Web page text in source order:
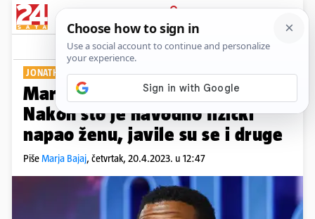
PRIJAVA
Show Komentari
JONATHAN MAJORS
Marvelova zvijezda u raspadu:
Nakon što je navodno fizički
napao ženu, javile su se i druge
PišeMarja Bajaj, četvrtak, 20.4.2023. u 12:47